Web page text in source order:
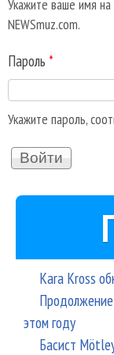
Укажите ваше имя
NEWSmuz.com.
Пароль *
Укажите пароль,
Kara Kross
этом году
Басист